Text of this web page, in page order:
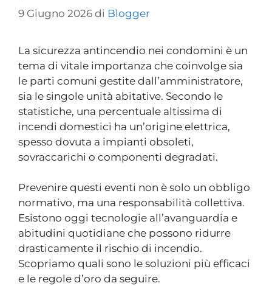
9 Giugno 2026 di Blogger
La sicurezza antincendio nei condomini è un
tema di vitale importanza che coinvolge sia
le parti comuni gestite dall’amministratore,
sia le singole unità abitative. Secondo le
statistiche, una percentuale altissima di
incendi domestici ha un’origine elettrica,
spesso dovuta a impianti obsoleti,
sovraccarichi o componenti degradati.
Prevenire questi eventi non è solo un obbligo
normativo, ma una responsabilità collettiva.
Esistono oggi tecnologie all’avanguardia e
abitudini quotidiane che possono ridurre
drasticamente il rischio di incendio.
Scopriamo quali sono le soluzioni più efficaci
e le regole d’oro da seguire.